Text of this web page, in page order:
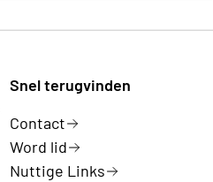
Snel terugvinden
Contact
Word lid
Nuttige Links